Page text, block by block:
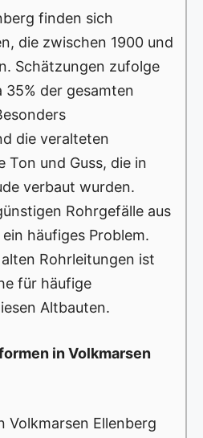
finden sich
die zwischen 1900 und
Schätzungen zufolge
35% der gesamten
die veralteten
Ton und Guss, die in
verbaut wurden.
Rohrgefälle aus
häufiges Problem.
Rohrleitungen ist
für häufige
Altbauten.
in Volkmarsen
Volkmarsen Ellenberg